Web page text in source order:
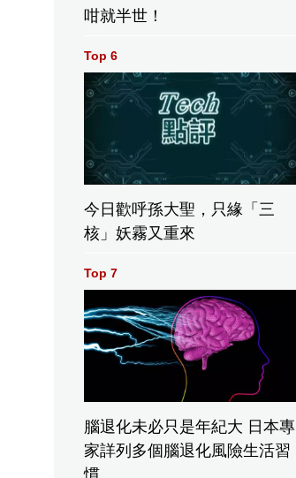
咁就半世！
Top 6
今日歡呼孫大聖，只緣「三
核」妖霧又重來
Top 7
腦退化未必只是年紀大 日本專
家詳列多個腦退化風險生活習
慣